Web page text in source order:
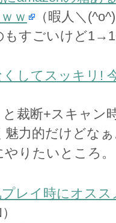
ｗ
（暇人＼
すごいけど
してスッキリ!
と裁断+スキャン
力的だけどな
りたいところ。
レイ時にオス